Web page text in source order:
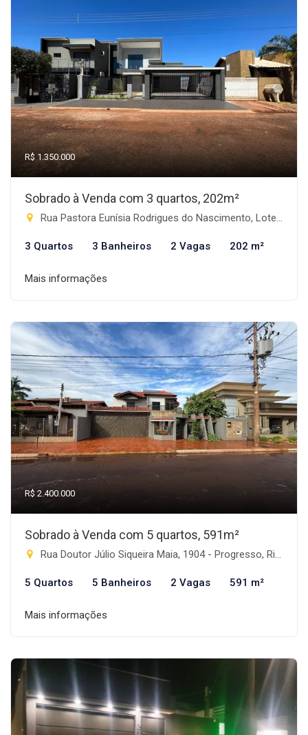
R$ 1.350.000
Sobrado à Venda com 3 quartos, 202m²
Rua Pastora Eunísia Rodrigues do Nascimento, Lote 03 - Progresso, Rio Brilhante-MS
3 Quartos 3 Banheiros 2 Vagas 202 m²
Mais informações
R$ 2.400.000
Sobrado à Venda com 5 quartos, 591m²
Rua Doutor Júlio Siqueira Maia, 1904 - Progresso, Rio Brilhante-MS
5 Quartos 5 Banheiros 2 Vagas 591 m²
Mais informações